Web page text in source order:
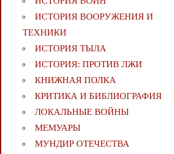
ИСТОРИЯ ВООРУЖЕНИЯ И
ТЕХНИКИ
ИСТОРИЯ ТЫЛА
ИСТОРИЯ: ПРОТИВ ЛЖИ
КНИЖНАЯ ПОЛКА
КРИТИКА И БИБЛИОГРАФИЯ
ЛОКАЛЬНЫЕ ВОЙНЫ
МЕМУАРЫ
МУНДИР ОТЕЧЕСТВА